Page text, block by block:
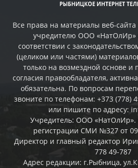
Все права на материалы веб-сайта
учредителю ООО «НатОлИр»
соответствии с
(целиком или частями)
только на возмездной основе и
согласия правообладателя,
обязательна. По вопросам
звоните по телефонам: +373 (778)
или пишите по адресу:
Учредитель: ООО «НатОлИр».
регистрации СМИ №327 от
Директор и главный редактор
778 49-787
Адрес редакции: г.Рыбница,